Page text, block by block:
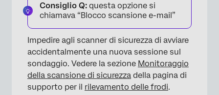
Consiglio Q: questa opzione si
chiamava “Blocco scansione e-mail”
Impedire agli scanner di sicurezza di avviare
accidentalmente una nuova sessione sul
sondaggio. Vedere la sezione Monitoraggio
della scansione di sicurezza della pagina di
supporto per il rilevamento delle frodi.